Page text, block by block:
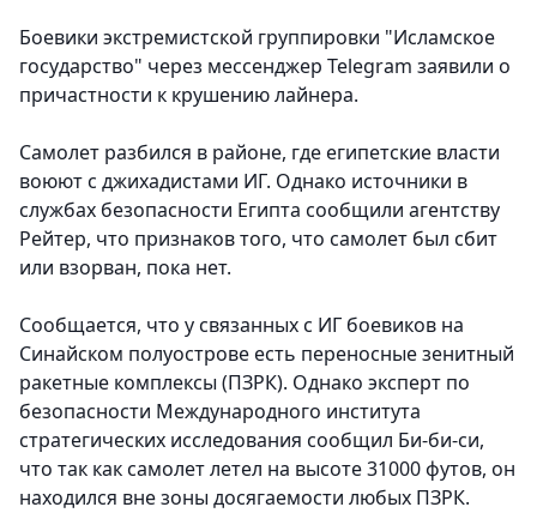
Боевики экстремистской группировки "Исламское
государство" через мессенджер Telegram заявили о
причастности к крушению лайнера.
Самолет разбился в районе, где египетские власти
воюют с джихадистами ИГ. Однако источники в
службах безопасности Египта сообщили агентству
Рейтер, что признаков того, что самолет был сбит
или взорван, пока нет.
Сообщается, что у связанных с ИГ боевиков на
Синайском полуострове есть переносные зенитный
ракетные комплексы (ПЗРК). Однако эксперт по
безопасности Международного института
стратегических исследования сообщил Би-би-си,
что так как самолет летел на высоте 31000 футов, он
находился вне зоны досягаемости любых ПЗРК.